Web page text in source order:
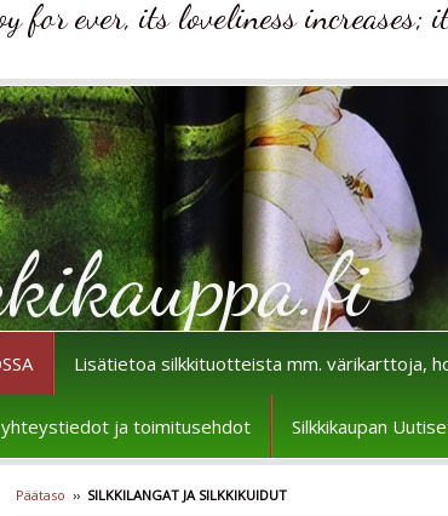
for ever, its loveliness increases;
Lisätietoa silkkituotteista mm. värikarttoja,
yhteystiedot ja toimitusehdot Silkkikaupan
Päätaso ›› SILKKILANGAT JA SILKKIKUIDUT